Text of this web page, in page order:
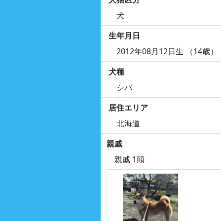
犬
生年月日
2012年08月12日生 （14歳）
犬種
シバ
居住エリア
北海道
親戚
親戚 1頭